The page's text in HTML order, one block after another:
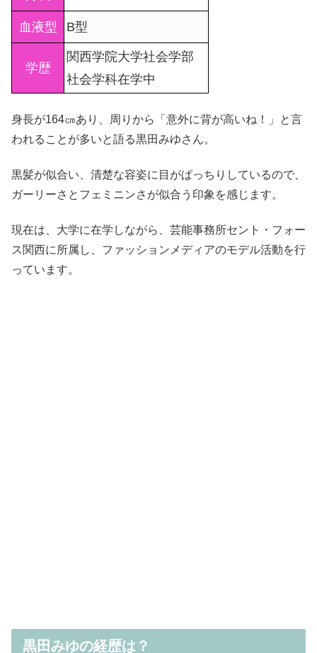
血液型 B型
学歴
関西学院大学社会学部
社会学科在学中
身長が164㎝あり、周りから「意外に背が高いね！」と言
われることが多いと語る黒田みゆさん。
黒髪が似合い、清楚な容姿に目がぱっちりしているので、
ガーリーさとフェミニンさが似合う印象を感じます。
現在は、大学に在学しながら、芸能事務所セント・フォー
ス関西に所属し、ファッションメディアのモデル活動を行
っています。
黒田みゆの経歴は？